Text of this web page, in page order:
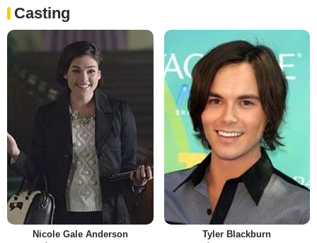
Casting
Nicole Gale Anderson Tyler Blackburn